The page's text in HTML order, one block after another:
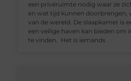
een privéruimte nodig waar ze
en wat tijd kunnen doorbrengen,
van de wereld. De slaapkamer is
een veilige haven kan bieden om
te vinden. Het is iemands